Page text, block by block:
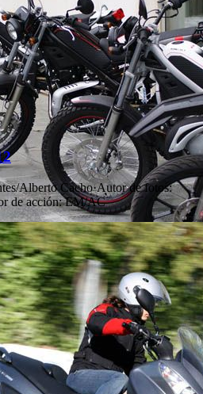
Alberto Cacho·Autor de fotos:
de acción: EM/AC